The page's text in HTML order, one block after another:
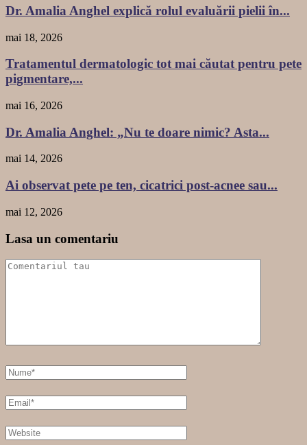
Dr. Amalia Anghel explică rolul evaluării pielii în...
mai 18, 2026
Tratamentul dermatologic tot mai căutat pentru pete
pigmentare,...
mai 16, 2026
Dr. Amalia Anghel: „Nu te doare nimic? Asta...
mai 14, 2026
Ai observat pete pe ten, cicatrici post-acnee sau...
mai 12, 2026
Lasa un comentariu